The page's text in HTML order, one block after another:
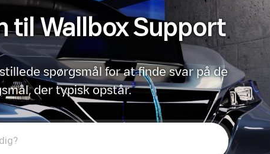
til Wallbox Support
spørgsmål for at finde svar på de
der typisk opstår.